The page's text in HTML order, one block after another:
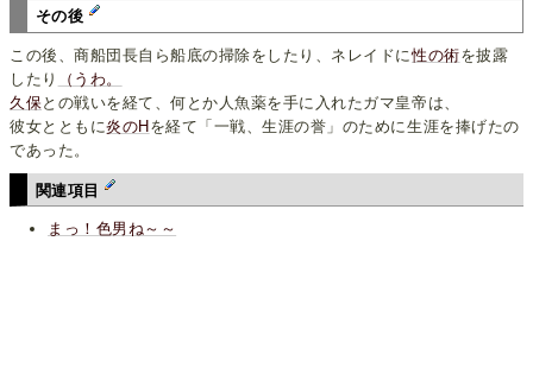
その後
この後、商船団長自ら船底の掃除をしたり、ネレイドに性の術を披露
したり
（うわ。
久保 との戦いを経て、何とか人魚薬を手に入れたガマ皇帝は、
彼女とともに炎のH を経て「一戦、生涯の誉」のために生涯を捧げたの
であった。
関連項目
まっ！色男ね～～